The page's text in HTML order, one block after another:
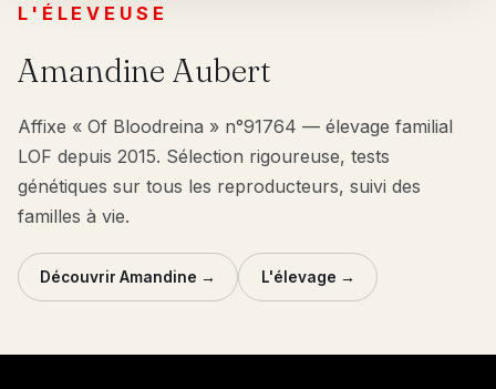
L'ÉLEVEUSE
Amandine Aubert
Affixe « Of Bloodreina » n°91764 — élevage familial
LOF depuis 2015. Sélection rigoureuse, tests
génétiques sur tous les reproducteurs, suivi des
familles à vie.
Découvrir Amandine → L'élevage →